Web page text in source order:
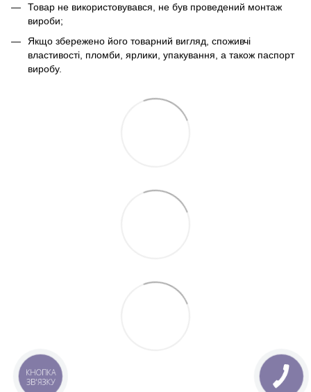
Товар не використовувався, не був проведений монтаж
вироби;
Якщо збережено його товарний вигляд, споживчі
властивості, пломби, ярлики, упакування, а також паспорт
виробу.
КНОПКА
ЗВ'ЯЗКУ